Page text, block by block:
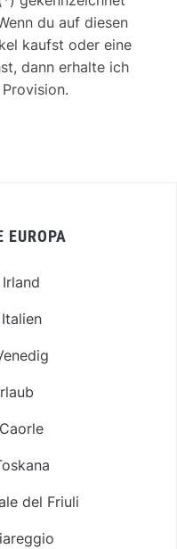
du auf diesen
kaufst oder eine
dann erhalte ich
EUROPA
del Friuli